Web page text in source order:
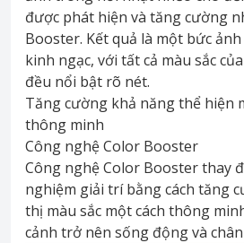
được phát hiện và tăng cường
Booster. Kết quả là một bức
kinh ngạc, với tất cả màu sắc
đều nổi bật rõ nét.
Tăng cường khả năng thể hiện
thông minh
Công nghệ Color Booster
Công nghệ Color Booster thay
nghiệm giải trí bằng cách tăng
thị màu sắc một cách thông
cảnh trở nên sống động và